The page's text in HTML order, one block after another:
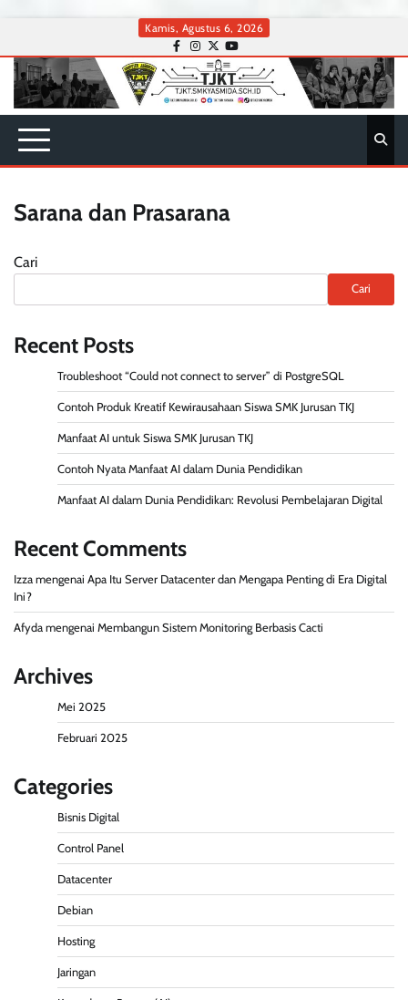
content
Kamis, Agustus 6, 2026
facebook
instagram
twitteryoutube
Sarana dan Prasarana
Cari
Cari
Recent Posts
Troubleshoot “Could not connect to server” di PostgreSQL
Contoh Produk Kreatif Kewirausahaan Siswa SMK Jurusan TKJ
Manfaat AI untuk Siswa SMK Jurusan TKJ
Contoh Nyata Manfaat AI dalam Dunia Pendidikan
Manfaat AI dalam Dunia Pendidikan: Revolusi Pembelajaran Digital
Recent Comments
Izza mengenai Apa Itu Server Datacenter dan Mengapa Penting di Era Digital
Ini?
Afyda mengenai Membangun Sistem Monitoring Berbasis Cacti
Archives
Mei 2025
Februari 2025
Categories
Bisnis Digital
Control Panel
Datacenter
Debian
Hosting
Jaringan